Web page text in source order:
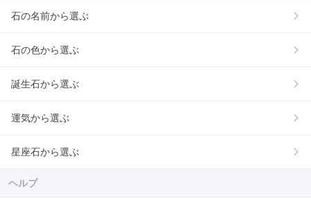
石の名前から選ぶ
石の色から選ぶ
誕生石から選ぶ
運気から選ぶ
星座石から選ぶ
ヘルプ